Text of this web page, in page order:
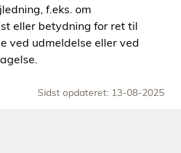
f.eks. om
eller betydning for ret til
ved udmeldelse eller ved
Sidst opdateret: 13-08-2025